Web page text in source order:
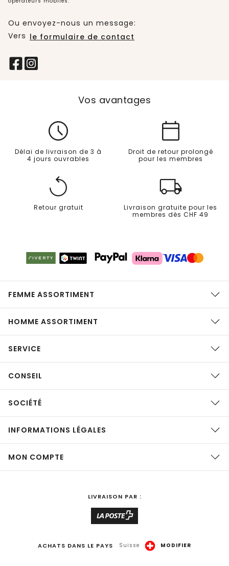
Ou envoyez-nous un message:
Vers le formulaire de contact
Vos avantages
Délai de livraison de 3 à
4 jours ouvrables
Droit de retour prolongé
pour les membres
Retour gratuit
Livraison gratuite pour les
membres dès CHF 49
FEMME ASSORTIMENT
HOMME ASSORTIMENT
SERVICE
CONSEIL
SOCIÉTÉ
INFORMATIONS LÉGALES
MON COMPTE
LIVRAISON PAR :
ACHATS DANS LE PAYS Suisse MODIFIER